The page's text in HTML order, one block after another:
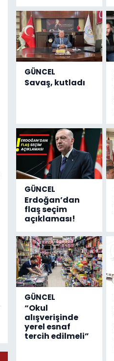
GÜNCEL
Savaş, kutladı
GÜNCEL
Erdoğan’dan
flaş seçim
açıklaması!
GÜNCEL
“Okul
alışverişinde
yerel esnaf
tercih edilmeli”